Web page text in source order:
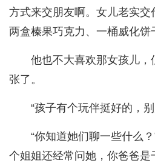
方式来交朋友啊。女儿老实交
两盒榛果巧克力、一桶威化饼
他也不大喜欢那女孩儿，
张了。
“孩子有个玩伴挺好的，
“你知道她们聊一些什么
个姐姐还经常问她，你爸爸